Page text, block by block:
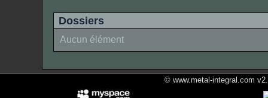
Dossiers
Aucun élément
© www.metal-integral.com